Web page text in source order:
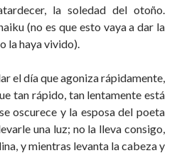
la soledad del otoño.
(no es que esto vaya a dar la
la haya vivido).
el día que agoniza rápidamente,
tan rápido, tan lentamente está
oscurece y la esposa del poeta
una luz; no la lleva consigo,
y mientras levanta la cabeza y